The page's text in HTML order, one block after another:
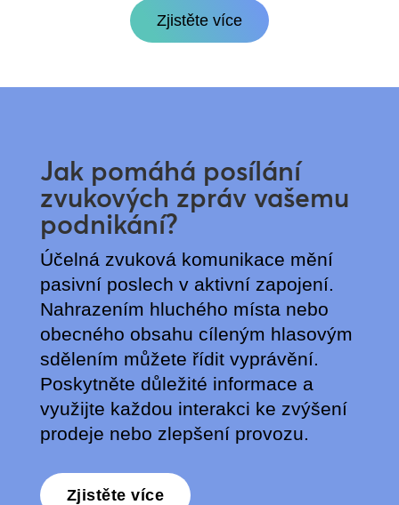
Zjistěte více
Jak pomáhá posílání
zvukových zpráv vašemu
podnikání?
Účelná zvuková komunikace mění
pasivní poslech v aktivní zapojení.
Nahrazením hluchého místa nebo
obecného obsahu cíleným hlasovým
sdělením můžete řídit vyprávění.
Poskytněte důležité informace a
využijte každou interakci ke zvýšení
prodeje nebo zlepšení provozu.
Zjistěte více